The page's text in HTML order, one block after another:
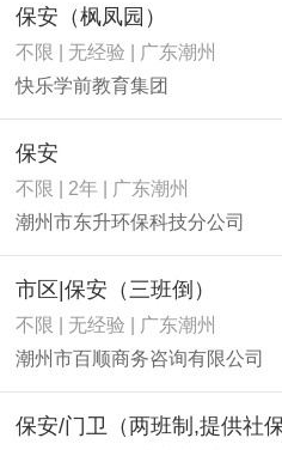
保安（枫凤园）
不限 | 无经验 | 广东潮州
快乐学前教育集团
保安
不限 | 2年 | 广东潮州
潮州市东升环保科技分公司
市区|保安（三班倒）
不限 | 无经验 | 广东潮州
潮州市百顺商务咨询有限公司
保安/门卫（两班制,提供社保